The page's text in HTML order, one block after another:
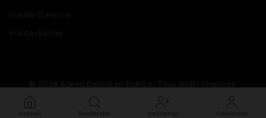
© 2026 Speed Dating en France. Tous droits réservés.